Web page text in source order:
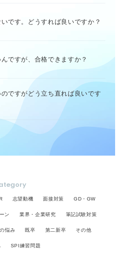
です。どうすれば良いですか？
ですが、合格できますか？
ですがどう立ち直れば良いです
志望動機 面接対策 GD・GW
ン 業界・企業研究 筆記試験対策
悩み 既卒 第二新卒 その他
SPI練習問題